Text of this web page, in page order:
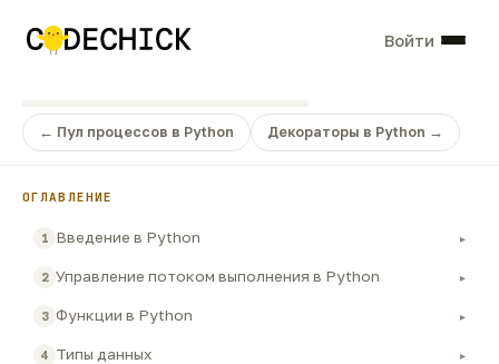
Войти
← Пул процессов в Python Декораторы в Python →
ОГЛАВЛЕНИЕ
1 Введение в Python ▸
2 Управление потоком выполнения в Python ▸
3 Функции в Python ▸
4 Типы данных ▸